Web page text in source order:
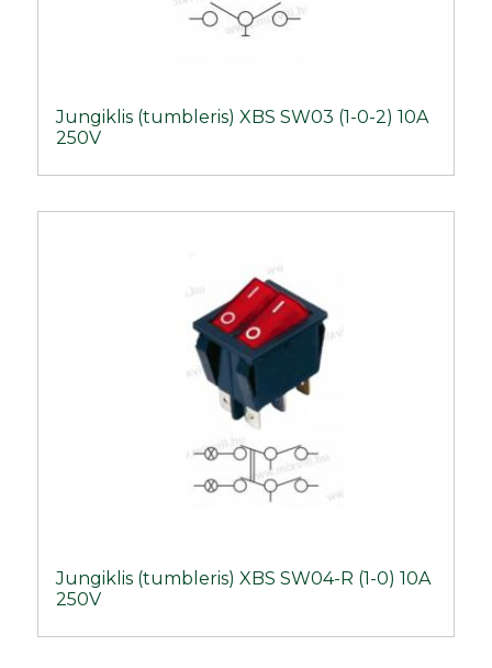
Jungiklis (tumbleris) XBS SW03 (1-0-2) 10A
250V
Jungiklis (tumbleris) XBS SW04-R (1-0) 10A
250V